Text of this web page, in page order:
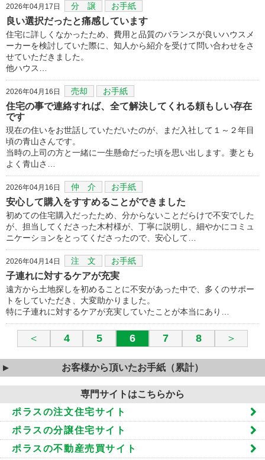
2026年04月17日 分 譲 お手紙
良い選択だったと痛感しています
住宅に詳しくなかったため、費用と品質のバランスが良いハウスメ
ーカーを検討していた際に、知人から紹介を受けて問い合わせをさ
せていただきました。
他ハウス…
2026年04月16日 売却 お手紙
住宅の事で連絡すれば、全て解決してくれる頼もしい存在
です
現在の住いをお世話していただいたのが、まだ入社して１～２年目
頃の青山さんです。
当時の上司の方と一緒に一生懸命だった頃を思い出します。妻とも
よく青山さ…
2026年04月16日 仲 介 お手紙
安心して購入をすすめることができました
初めての住宅購入だったため、分からないことだらけで不安でした
が、担当してくださった木村様が、丁寧に説明し、細やかにコミュ
ニケーションをとってくださったので、安心して…
2026年04月14日 注 文 お手紙
子連れに対するケアが充実
遠方から土地探しを初めることに不安があった中で、多くのサポー
トをしていただき、大変助かりました。
特に子連れに対するケアが充実していたことが本当にあり…
＜ 4 5 6 7 8 ＞
お客様から頂いたお手紙（累計）
専門サイトはこちらから
ポラスの注文住宅サイト
ポラスの分譲住宅サイト
ポラスの不動産売買サイト